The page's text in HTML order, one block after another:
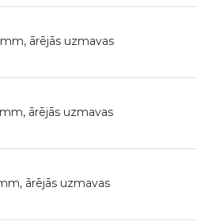
ārējās uzmavas
ārējās uzmavas
ārējās uzmavas